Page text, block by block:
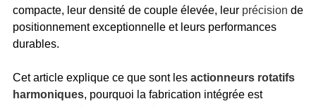
compacte, leur densité de couple élevée, leur précision de
positionnement exceptionnelle et leurs performances
durables.
Cet article explique ce que sont les actionneurs rotatifs
harmoniques, pourquoi la fabrication intégrée est